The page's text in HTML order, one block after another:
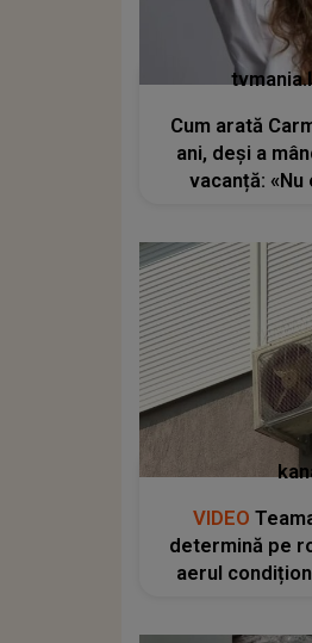
Cum arată
ani, deși a
vacanță: «Nu
VIDEO
determină pe
aerul